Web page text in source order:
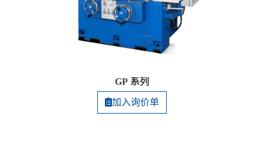
GP 系列
加入询价单